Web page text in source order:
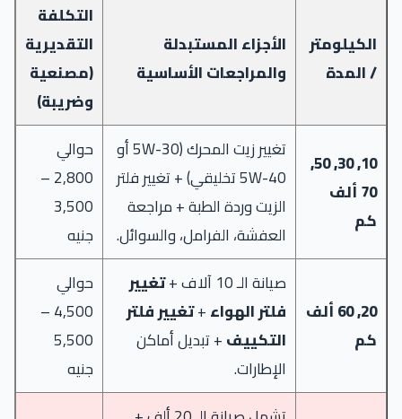
الكيلومتر
/ المدة
الأجزاء المستبدلة
والمراجعات الأساسية
التكلفة
التقديرية
(مصنعية
وضريبة)
10, 30, 50,
70 ألف
كم
تغيير زيت المحرك (5W-30 أو
5W-40 تخليقي) + تغيير فلتر
الزيت وردة الطبة + مراجعة
العفشة، الفرامل، والسوائل.
حوالي
2,800 –
3,500
جنيه
20, 60 ألف
كم
صيانة الـ 10 آلاف +
تغيير
فلتر الهواء+تغيير فلتر
التكييف+ تبديل أماكن
الإطارات.
حوالي
4,500 –
5,500
جنيه